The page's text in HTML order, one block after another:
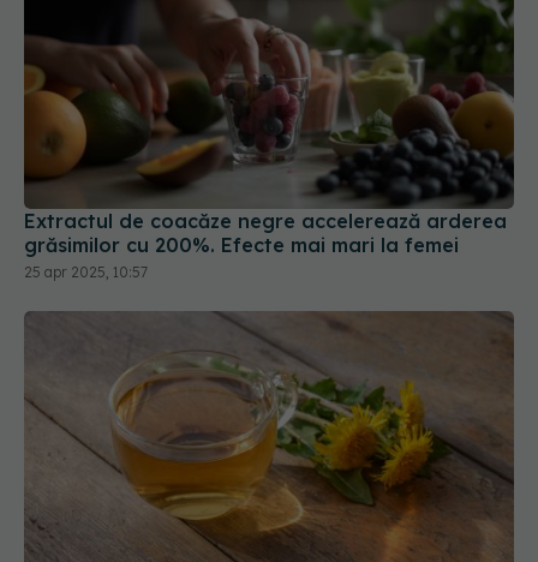
Extractul de coacăze negre accelerează arderea
grăsimilor cu 200%. Efecte mai mari la femei
25 apr 2025, 10:57